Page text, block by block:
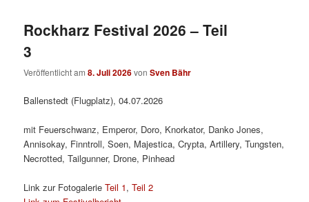
Rockharz Festival 2026 – Teil
3
Veröffentlicht am8. Juli 2026vonSven Bähr
Ballenstedt (Flugplatz), 04.07.2026
mit Feuerschwanz, Emperor, Doro, Knorkator, Danko Jones,
Annisokay, Finntroll, Soen, Majestica, Crypta, Artillery, Tungsten,
Necrotted, Tailgunner, Drone, Pinhead
Link zur FotogalerieTeil 1,Teil 2